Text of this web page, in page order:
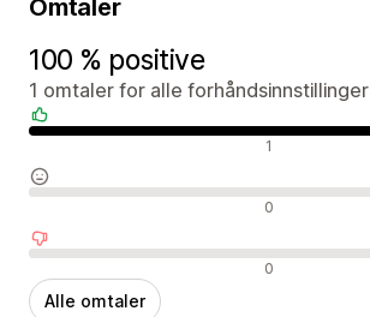
Omtaler
100 % positive
1 omtaler for alle forhåndsinnstillinger
Positive omtaler 1
Nøytrale omtaler 0
Negative omtaler 0
Alle omtaler